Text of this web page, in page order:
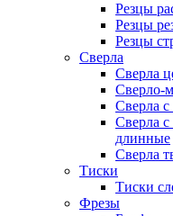
Резцы
Резцы
Резцы
Сверла
Сверла
Сверло-
Сверла
Сверла
длинные
Сверла
Тиски
Тиски
Фрезы